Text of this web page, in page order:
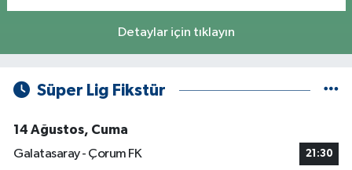
Detaylar için tıklayın
Süper Lig Fikstür
14 Ağustos, Cuma
Galatasaray - Çorum FK
21:30